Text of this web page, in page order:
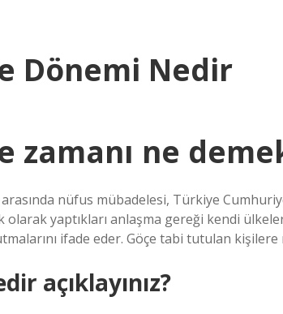
Dönemi Nedir
zamanı ne
nüfus mübadelesi, Türkiye
olarak yaptıkları anlaşma gereği kendi
ifade eder. Göçe tabi tutulan kişilere
açıklayınız?